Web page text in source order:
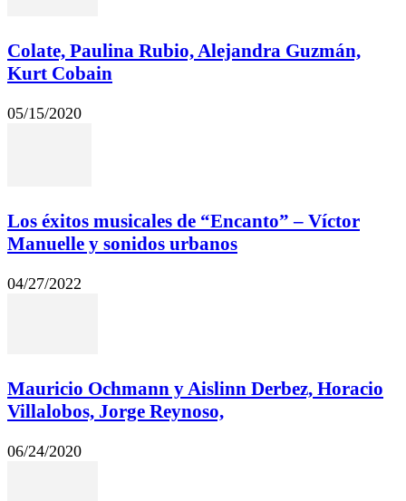
Colate, Paulina Rubio, Alejandra Guzmán,
Kurt Cobain
05/15/2020
Los éxitos musicales de “Encanto” – Víctor
Manuelle y sonidos urbanos
04/27/2022
Mauricio Ochmann y Aislinn Derbez, Horacio
Villalobos, Jorge Reynoso,
06/24/2020